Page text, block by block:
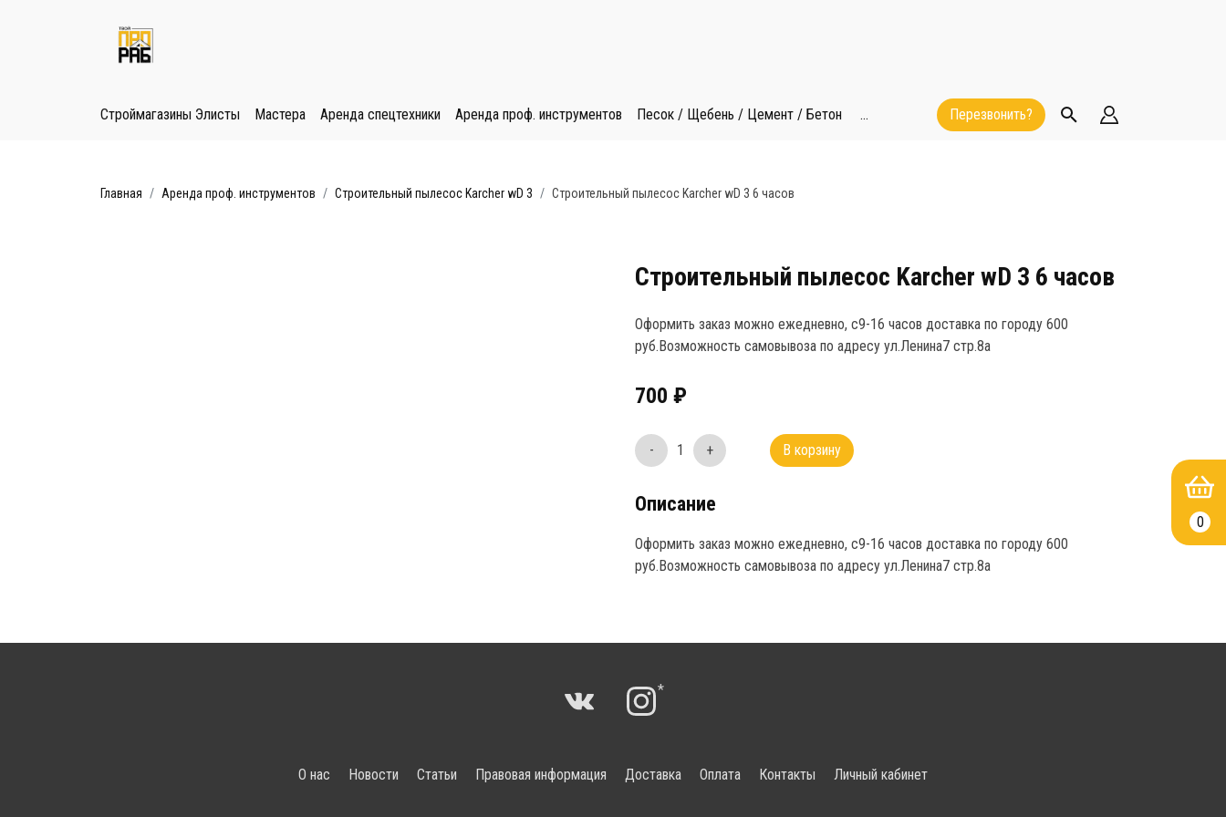
Строймагазины Элисты Мастера Аренда спецтехники Аренда проф. инструментов Песок / Щебень / Цемент / Бетон ... Перезвонить?
Главная Аренда проф. инструментов Строительный пылесос Karcher wD 3 Строительный пылесос Karcher wD 3 6 часов
Строительный пылесос Karcher wD 3 6 часов
Оформить заказ можно ежедневно, с9-16 часов доставка по городу 600
руб.Возможность самовывоза по адресу ул.Ленина7 стр.8а
700 ₽
- 1 + В корзину
Описание
Оформить заказ можно ежедневно, с9-16 часов доставка по городу 600
руб.Возможность самовывоза по адресу ул.Ленина7 стр.8а
*
О нас Новости Статьи Правовая информация Доставка Оплата Контакты Личный кабинет
0